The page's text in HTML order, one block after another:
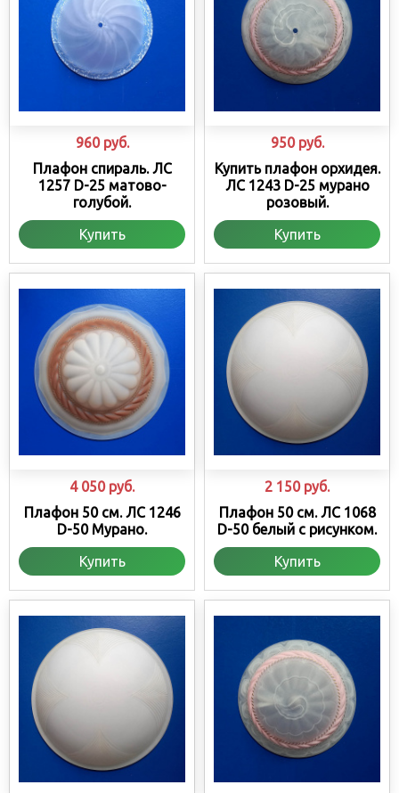
960 руб.
Плафон спираль. ЛС
1257 D-25 матово-
голубой.
Купить
950 руб.
Купить плафон орхидея.
ЛС 1243 D-25 мурано
розовый.
Купить
4 050 руб.
Плафон 50 см. ЛС 1246
D-50 Мурано.
Купить
2 150 руб.
Плафон 50 см. ЛС 1068
D-50 белый с рисунком.
Купить